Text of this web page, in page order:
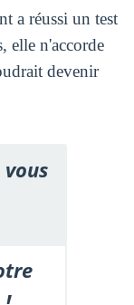
a réussi un test
elle n'accorde
devenir